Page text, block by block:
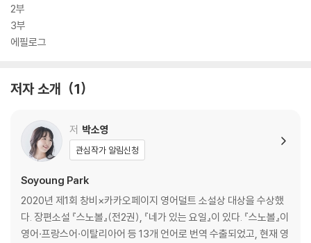
2부
3부
에필로그
저자 소개 1
저 박소영
관심작가 알림신청
Soyoung Park
2020년 제1회 창비×카카오페이지 영어덜트 소설상 대상을 수상했
다. 장편소설 『스노볼』(전2권), 『네가 있는 요일』이 있다. 『스노볼』이
영어·프랑스어·이탈리아어 등 13개 언어로 번역 수출되었고, 현재 영